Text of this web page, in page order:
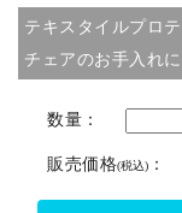
テキスタイルプロ
チェアのお手入れに
数量：
販売価格(税込) ：